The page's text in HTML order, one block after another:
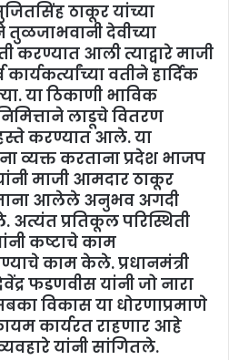
ठाकूर यांच्या
तुळजाभवानी देवीच्या
करण्यात आली त्याद्वारे माजी
वतीने हार्दिक
या ठिकाणी भाविक
लाडूचे वितरण
हस्ते करण्यात आले. या
व्यक्त करताना प्रदेश भाजप
माजी आमदार ठाकूर
आलेले अनुभव अगदी
प्रतिकूल परिस्थिती
कष्टाचे काम
काम केले. प्रधानमंत्री
फडणवीस यांनी जो नारा
विकास या धोरणाप्रमाणे
कार्यरत राहणार आहे
यांनी सांगितले.